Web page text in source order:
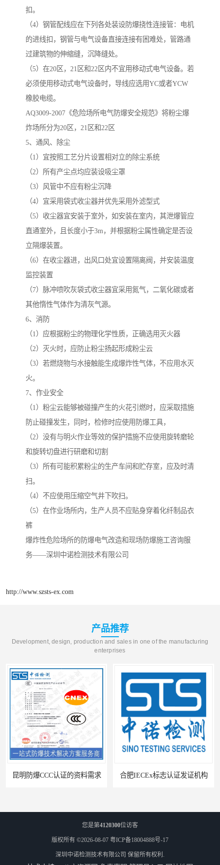
扣。
（4）钢管配线应在下列各处装设防爆挠性连接管：电机
的进线扣，钢管与电气设备直接连接有困难处，管路通
过建筑物的伸缩缝，沉降缝处。
（5）在20区，21区和22区内不宜用移动式电气设备。若
必须使用移动式电气设备时，导线应选用YC或者YCW
橡胶电缆。
AQ3009-2007《危险场所电气防爆安全规范》将粉尘爆
炸场所分为20区，21区和22区
5、通风、除尘
（1）宜按照工艺分片设置相对立的除尘系统
（2）所有产尘点均应装设吸尘罩
（3）风管中不应有粉尘沉降
（4）宜采用袋式收尘器并优先采用外滤型式
（5）收尘器宜安装于室外，如安装在室内，其泄爆管应
直通室外，且长度小于3m，并根据粉尘属性确定是否设
立隔爆装置。
（6）在收尘器进，出风口处宜设置隔离阀，并安装温度
监控装置
（7）脉冲喷吹灰袋式收尘器宜采用氮气，二氧化碳或者
其他惰性气体作为清灰气源。
6、消防
（1）应根据粉尘的物理化学性质，正确选用灭火器
（2）灭火时，应防止粉尘扬起形成粉尘云
（3）若燃烧物与水接触能生成爆炸性气体，不应用水灭
火。
7、作业安全
（1）粉尘云能够被碰撞产生的火花引燃时，应采取措施
防止碰撞发生，同时，检修时应使用防爆工具，
（2）没有与明火作业等效的保护措施不应使用旋转磨轮
和旋转切盘进行研磨和切割
（3）所有可能积累粉尘的生产车间和贮存室，应及时清
扫。
（4）不应使用压缩空气井下吹扫。
（5）在作业场所内，生产人员不应贴身穿着化纤制品衣
裤
爆炸性危险场所的防爆电气改造和现场防爆施工咨询服
务——深圳中诺检测技术有限公司
http://www.szsts-ex.com
产品推荐
Development, design, production and sales in one of the manufacturing
enterprises
需求 合肥IECEx标志认证发证机构
您是第4120300位访客
版权所有 ©2026-08-07 粤ICP备18004888号-17
深圳中诺检测技术有限公司 保留所有权利.